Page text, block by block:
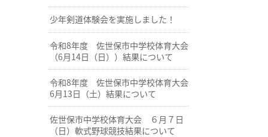
少年剣道体験会を実施しました！
令和8年度 佐世保市中学校体育大会
（6月14日（日））結果について
令和8年度 佐世保市中学校体育大会
6月13日（土）結果について
佐世保市中学校体育大会 ６月７日
（日）軟式野球競技結果について